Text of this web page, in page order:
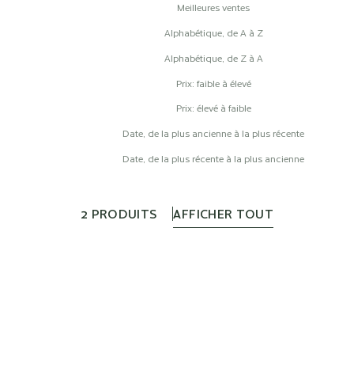
Meilleures ventes
Alphabétique, de A à Z
Alphabétique, de Z à A
Prix: faible à élevé
Prix: élevé à faible
Date, de la plus ancienne à la plus récente
Date, de la plus récente à la plus ancienne
2 PRODUITS AFFICHER TOUT